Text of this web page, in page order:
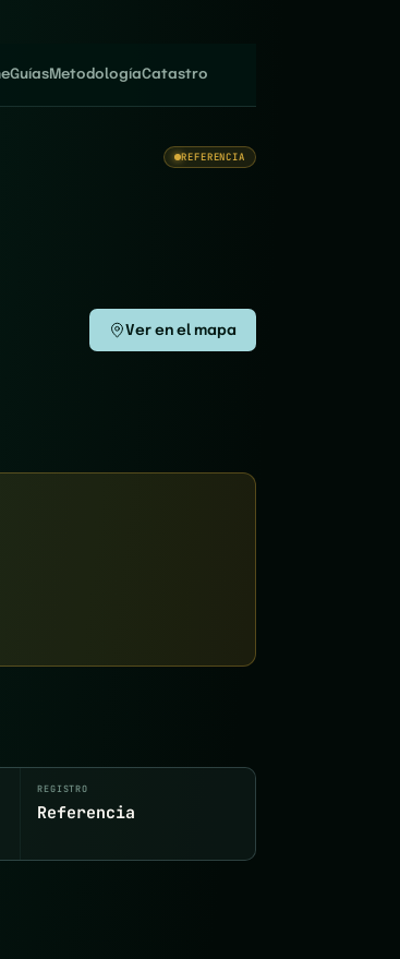
GuíasMetodologíaCatastro
REFERENCIA
Ver en el mapa
REGISTRO
Referencia